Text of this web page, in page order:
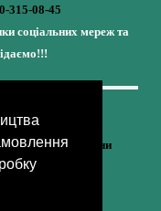
315-08-45
соціальних мереж та
у спротив,
перемогу України